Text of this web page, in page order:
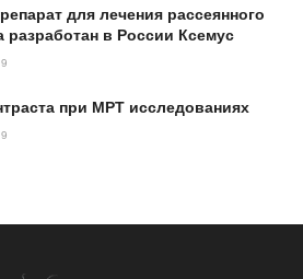
для лечения рассеянного
разработан в России Ксемус
при МРТ исследованиях